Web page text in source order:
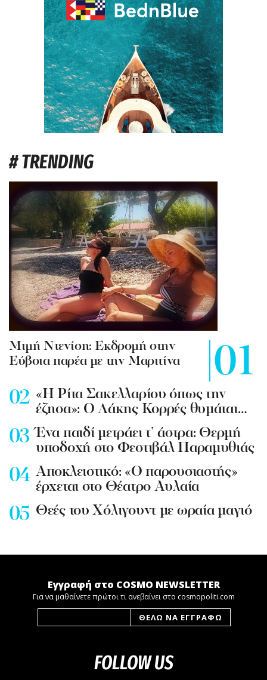
# TRENDING
Mιμή Ντενίση: Εκδρομή στην
Εύβοια παρέα με την Μαριτίνα
«Η Ρίτα Σακελλαρίου όπως την
έζησα»: Ο Λάκης Κορρές θυμάται…
Ένα παιδί μετράει τ’ άστρα: Θερμή
υποδοχή στο Φεστιβάλ Παραμυθιάς
Aποκλειστικό: «Ο παρουσιαστής»
έρχεται στο Θέατρο Αυλαία
Θεές του Χόλιγουντ με ωραία μαγιό
Εγγραφή στο COSMO NEWSLETTER
Για να μαθαίνετε πρώτοι τι ανεβαίνει στο cosmopoliti.com
FOLLOW US